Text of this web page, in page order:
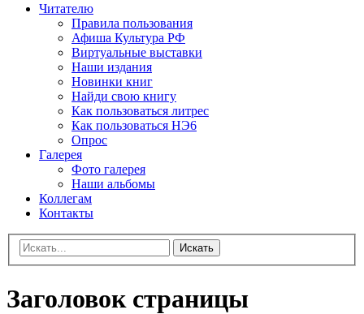
Читателю
Правила пользования
Афиша Культура РФ
Виртуальные выставки
Наши издания
Новинки книг
Найди свою книгу
Как пользоваться литрес
Как пользоваться НЭ6
Опрос
Галерея
Фото галерея
Наши альбомы
Коллегам
Контакты
Искать
Заголовок страницы